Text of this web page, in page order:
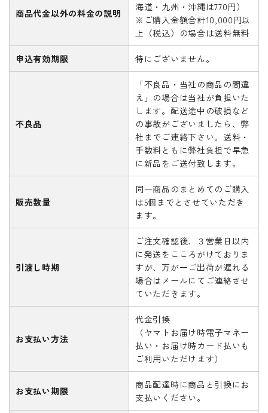
ギフト
商品代金以外の料金の説明
海道・九州・沖縄は770円）
※ご購入金額合計10,000円以
上（税込）の場合は送料無料
申込有効期限 特にございません。
不良品
「不良品・当社の商品の間違
え」の場合は当社が負担いた
します。配送途中の破損など
の事故がございましたら、弊
社までご連絡下さい。送料・
手数料ともに弊社負担で早急
に新品をご送付致します。
販売数量
同一商品のまとめてのご購入
は5個までとさせていただき
ます。
引渡し時期
ご注文確認後、３営業日以内
に発送をこころがけておりま
すが、万が一ご出荷が遅れる
場合はメールにてご連絡させ
ていただきます。
お支払い方法
代金引換
（ヤマトお届け時電子マネー
払い・お届け時カード払いも
ご利用いただけます）
お支払い期限
商品配達時に商品と引換にお
支払いください。